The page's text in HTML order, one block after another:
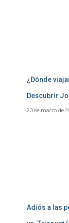
¿Dónde
Descubrir
23 de marzo de
Adiós a las